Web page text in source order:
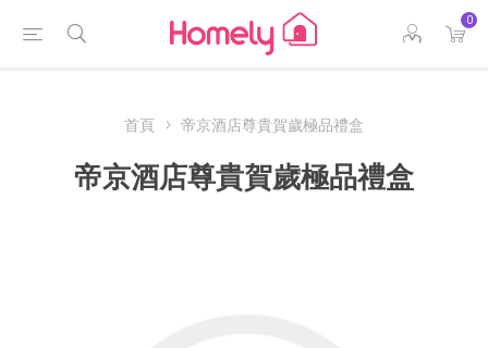
0
首頁 帝京酒店尊貴賀歲極品禮盒
帝京酒店尊貴賀歲極品禮盒